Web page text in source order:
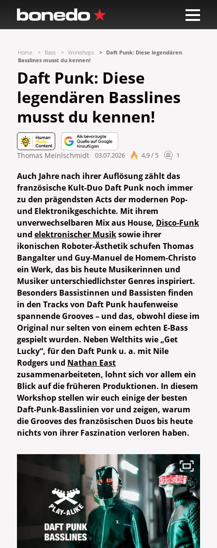
Home Bass Workshops
Daft Punk: Diese legendären
Basslines musst du kennen!
Daft Punk: Diese
legendären Basslines
musst du kennen!
Thomas Meinlschmidt 03.07.2026 4,9 / 5 1
Auch Jahre nach ihrer Auflösung zählt das
französische Kult-Duo Daft Punk noch immer
zu den prägendsten Acts der modernen Pop-
und Elektronikgeschichte. Mit ihrem
unverwechselbaren Mix aus House, Disco-Funk
und elektronischer Musiksowie ihrer
ikonischen Roboter-Ästhetik schufen Thomas
Bangalter und Guy-Manuel de Homem-Christo
ein Werk, das bis heute Musikerinnen und
Musiker unterschiedlichster Genres inspiriert.
Besonders Bassistinnen und Bassisten finden
in den Tracks von Daft Punk haufenweise
spannende Grooves – und das, obwohl diese im
Original nur selten von einem echten E-Bass
gespielt wurden. Neben Welthits wie „Get
Lucky“, für den Daft Punk u. a. mit Nile
Rodgers und Nathan East
zusammenarbeiteten, lohnt sich vor allem ein
Blick auf die früheren Produktionen. In diesem
Workshop stellen wir euch einige der besten
Daft-Punk-Basslinien vor und zeigen, warum
die Grooves des französischen Duos bis heute
nichts von ihrer Faszination verloren haben.